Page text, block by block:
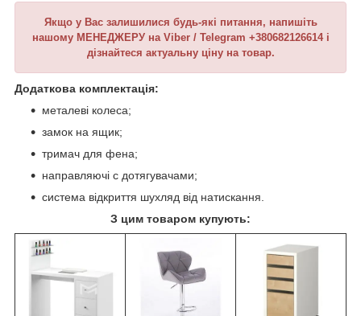
Якщо у Вас залишилися будь-які питання, напишіть
нашому МЕНЕДЖЕРУ на Viber / Telegram +380682126614 і
дізнайтеся актуальну ціну на товар.
Додаткова комплектація:
металеві колеса;
замок на ящик;
тримач для фена;
направляючі с дотягувачами;
система відкриття шухляд від натискання.
З цим товаром купують: